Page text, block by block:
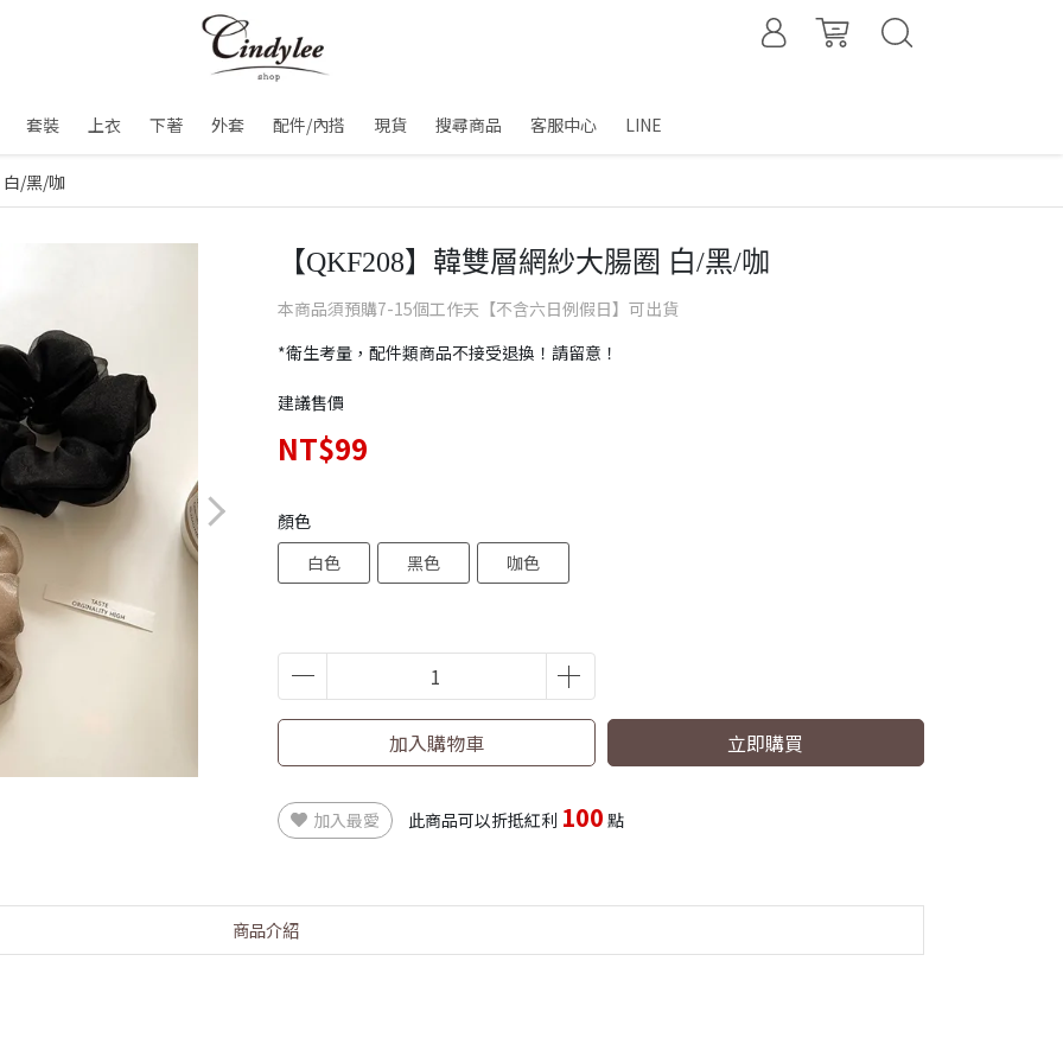
套裝 上衣 下著 外套 配件/內搭 現貨 搜尋商品 客服中心 LINE
白/黑/咖
【QKF208】韓雙層網紗大腸圈 白/黑/咖
本商品須預購7-15個工作天【不含六日例假日】可出貨
*衛生考量，配件類商品不接受退換！請留意！
建議售價
NT$99
顏色
白色
黑色 咖色
加入購物車 立即購買
加入最愛 此商品可以折抵紅利 100 點
商品介紹